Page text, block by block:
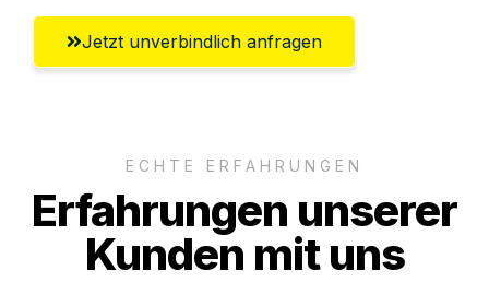
Jetzt unverbindlich anfragen
ECHTE ERFAHRUNGEN
Erfahrungen unserer
Kunden mit uns